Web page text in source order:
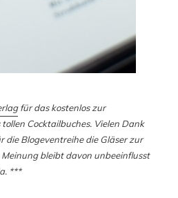
für das kostenlos zur
Cocktailbuches. Vielen Dank
die Blogeventreihe die Gläser zur
bleibt davon unbeeinflusst
***